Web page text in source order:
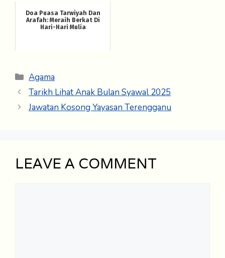
Doa Puasa Tarwiyah Dan
Arafah: Meraih Berkat Di
Hari-Hari Mulia
Categories
Agama
Tarikh Lihat Anak Bulan Syawal 2025
Jawatan Kosong Yayasan Terengganu
LEAVE A COMMENT